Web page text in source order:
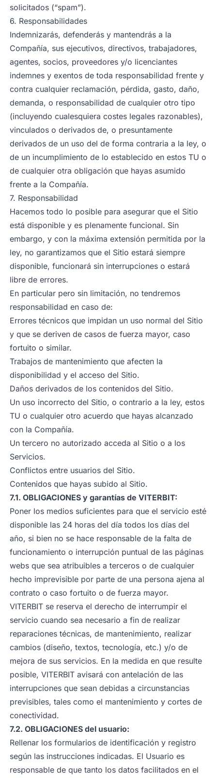
solicitados (“spam”).
6. Responsabilidades
Indemnizarás, defenderás y mantendrás a la
Compañía, sus ejecutivos, directivos, trabajadores,
agentes, socios, proveedores y/o licenciantes
indemnes y exentos de toda responsabilidad frente y
contra cualquier reclamación, pérdida, gasto, daño,
demanda, o responsabilidad de cualquier otro tipo
(incluyendo cualesquiera costes legales razonables),
vinculados o derivados de, o presuntamente
derivados de un uso del de forma contraria a la ley, o
de un incumplimiento de lo establecido en estos TU o
de cualquier otra obligación que hayas asumido
frente a la Compañía.
7. Responsabilidad
Hacemos todo lo posible para asegurar que el Sitio
está disponible y es plenamente funcional. Sin
embargo, y con la máxima extensión permitida por la
ley, no garantizamos que el Sitio estará siempre
disponible, funcionará sin interrupciones o estará
libre de errores.
En particular pero sin limitación, no tendremos
responsabilidad en caso de:
Errores técnicos que impidan un uso normal del Sitio
y que se deriven de casos de fuerza mayor, caso
fortuito o similar.
Trabajos de mantenimiento que afecten la
disponibilidad y el acceso del Sitio.
Daños derivados de los contenidos del Sitio.
Un uso incorrecto del Sitio, o contrario a la ley, estos
TU o cualquier otro acuerdo que hayas alcanzado
con la Compañía.
Un tercero no autorizado acceda al Sitio o a los
Servicios.
Conflictos entre usuarios del Sitio.
Contenidos que hayas subido al Sitio.
7.1. OBLIGACIONES y garantías de VITERBIT:
Poner los medios suficientes para que el servicio esté
disponible las 24 horas del día todos los días del
año, si bien no se hace responsable de la falta de
funcionamiento o interrupción puntual de las páginas
webs que sea atribuibles a terceros o de cualquier
hecho imprevisible por parte de una persona ajena al
contrato o caso fortuito o de fuerza mayor.
VITERBIT se reserva el derecho de interrumpir el
servicio cuando sea necesario a fin de realizar
reparaciones técnicas, de mantenimiento, realizar
cambios (diseño, textos, tecnología, etc.) y/o de
mejora de sus servicios. En la medida en que resulte
posible, VITERBIT avisará con antelación de las
interrupciones que sean debidas a circunstancias
previsibles, tales como el mantenimiento y cortes de
conectividad.
7.2. OBLIGACIONES del usuario:
Rellenar los formularios de identificación y registro
según las instrucciones indicadas. El Usuario es
responsable de que tanto los datos facilitados en el